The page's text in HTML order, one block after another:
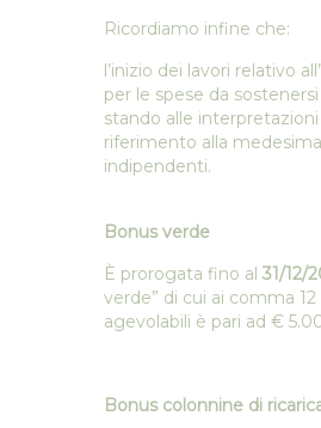
Ricordiamo infine che:
l’inizio dei lavori relativo
per le spese da
stando alle
riferimento alla
indipendenti.
Bonus verde
È prorogata fino al 31/12/
verde” di cui ai comma 12
agevolabili è pari ad €
Bonus colonnine di